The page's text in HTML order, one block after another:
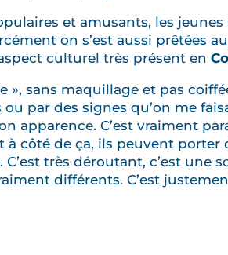
et amusants, les
on s’est aussi prêtées
culturel très présent en
sans maquillage et pas
par des signes qu’on me
apparence. C’est vraiment
côté de ça, ils peuvent porter
très déroutant, c’est une
différents. C’est